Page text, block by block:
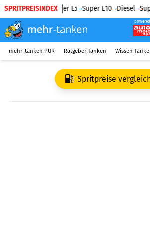
SPRITPREISINDEX
Diesel Super E5 Super E10 Diesel
mehr-tanken PUR Ratgeber Tanken Wissen
Spritpreise